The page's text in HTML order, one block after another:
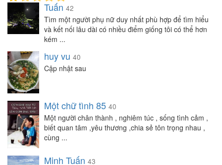
Tuấn 42
Tìm một người phụ nữ duy nhất phù hợp để tìm hiểu
và kết nối lâu dài có nhiều điểm giống tôi có thể hơn
kém ...
huy vu 40
Cập nhật sau
Một chữ tình 85 40
Một người chân thành , nghiêm túc , sống tình cảm ,
biết quan tâm ,yêu thương ,chia sẻ tôn trọng nhau ,
cùng ...
Minh Tuấn 43